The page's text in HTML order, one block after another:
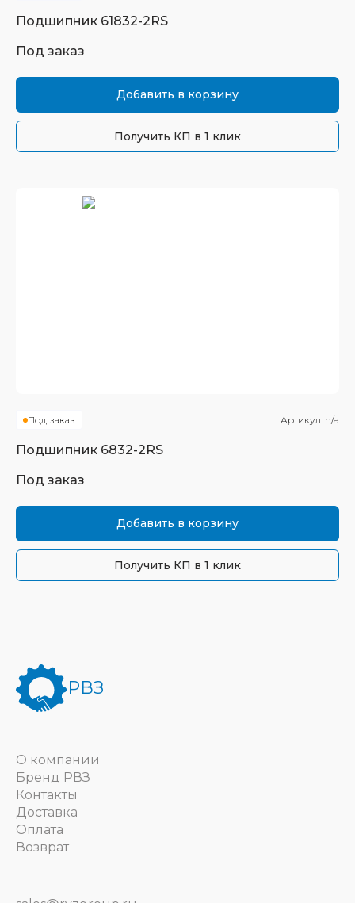
Подшипник 61832-2RS
Под заказ
Добавить в корзину
Получить КП в 1 клик
Под заказ Артикул: n/a
Подшипник 6832-2RS
Под заказ
Добавить в корзину
Получить КП в 1 клик
РВЗ
О компании
Бренд РВЗ
Контакты
Доставка
Оплата
Возврат